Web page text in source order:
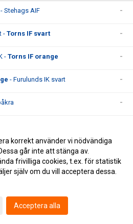
- Stehags AIF -
- Torns IF svart -
- Torns IF orange -
- Furulunds IK svart -
-
FC vit -Torns IF svart
korrekt använder vi nödvändiga
går inte att stänga av.
frivilliga cookies, t.ex. för statistik
själv om du vill acceptera dessa.
Acceptera alla